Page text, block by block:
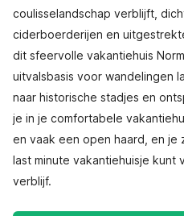
coulisselandschap verblijft,
ciderboerderijen en
dit sfeervolle vakantiehuis
uitvalsbasis voor wandelingen
naar historische stadjes en
je in je comfortabele
en vaak een open haard, en je
last minute vakantiehuisje kunt
verblijf.